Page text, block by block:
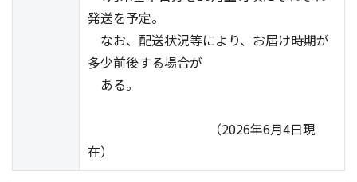
発送を予定。
なお、配送状況等により、お届け時期が
多少前後する場合が
ある。
（2026年6月4日現
在）